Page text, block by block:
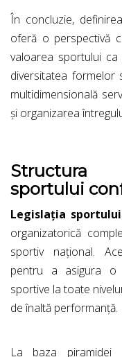
În concluzie,
oferă o perspectivă
valoarea sportului
diversitatea formelor
multidimensională
și organizarea
Structura
sportului
Legislația sportului
organizatorică
sportiv național.
pentru a asigura o
sportive la toate
de înaltă performanță.
La baza piramidei